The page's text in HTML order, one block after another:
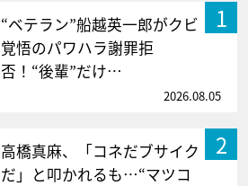
1
“ベテラン”船越英一郎がクビ
覚悟のパワハラ謝罪拒
否！“後輩”だけ…
2026.08.05
2
高橋真麻、「コネだブサイク
だ」と叩かれるも…“マツコ